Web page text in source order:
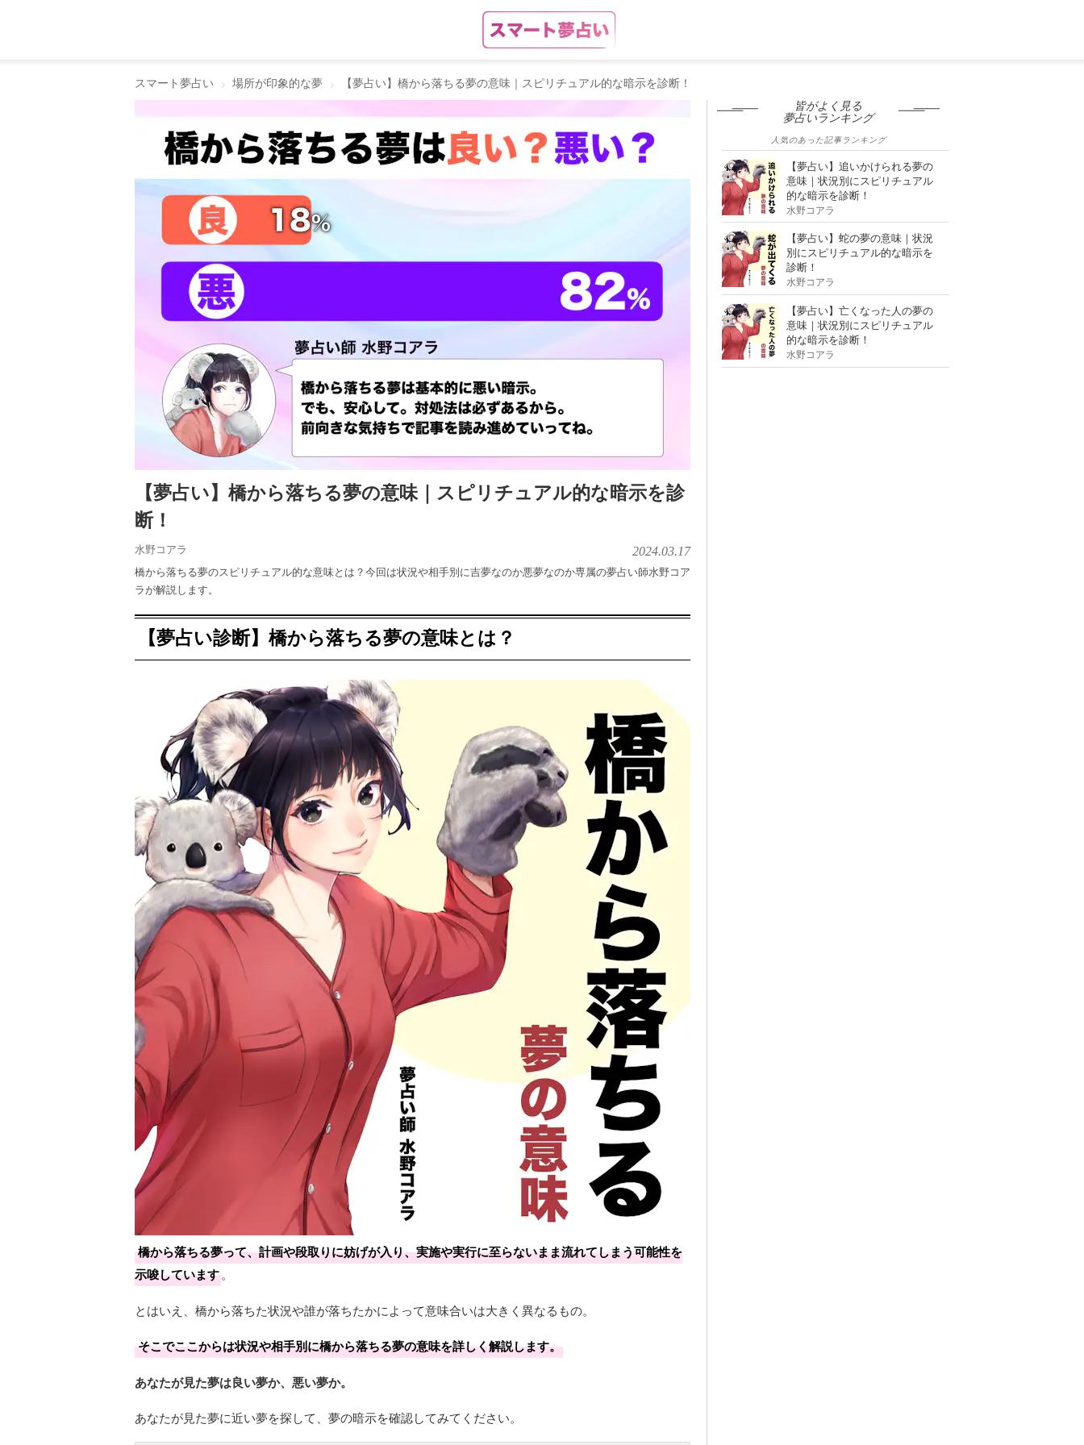
スマート夢占い 場所が印象的な夢 【夢占い】橋から落ちる夢の意味｜スピリチュアル的な暗示を診断！
【夢占い】橋から落ちる夢の意味｜スピリチュアル的な暗示を診
断！
水野コアラ 2024.03.17
橋から落ちる夢のスピリチュアル的な意味とは？今回は状況や相手別に吉夢なのか悪夢なのか専属の夢占い師水野コア
ラが解説します。
【夢占い診断】橋から落ちる夢の意味とは？
橋から落ちる夢って、計画や段取りに妨げが入り、実施や実行に至らないまま流れてしまう可能性を
示唆しています。
とはいえ、橋から落ちた状況や誰が落ちたかによって意味合いは大きく異なるもの。
そこでここからは状況や相手別に橋から落ちる夢の意味を詳しく解説します。
あなたが見た夢は良い夢か、悪い夢か。
あなたが見た夢に近い夢を探して、夢の暗示を確認してみてください。
皆がよく見る
夢占いランキング
人気のあった記事ランキング
【夢占い】追いかけられる夢の
意味｜状況別にスピリチュアル
的な暗示を診断！
水野コアラ
【夢占い】蛇の夢の意味｜状況
別にスピリチュアル的な暗示を
診断！
水野コアラ
【夢占い】亡くなった人の夢の
意味｜状況別にスピリチュアル
的な暗示を診断！
水野コアラ